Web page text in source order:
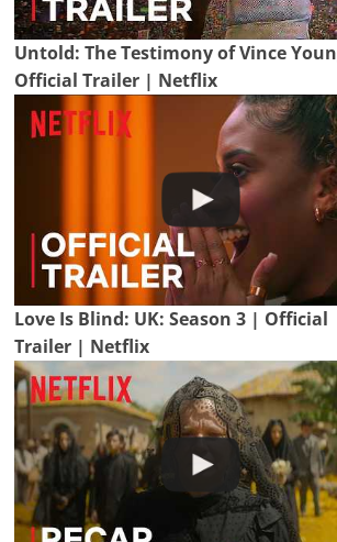
Untold: The Testimony of Vince
Official Trailer | Netflix
Love Is Blind: UK: Season 3 | Official
Trailer | Netflix